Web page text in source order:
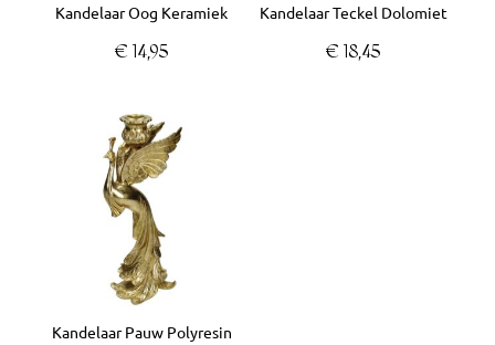
Kandelaar Oog Keramiek
€ 14,95
Kandelaar Teckel Dolomiet
€ 18,45
Kandelaar Pauw Polyresin